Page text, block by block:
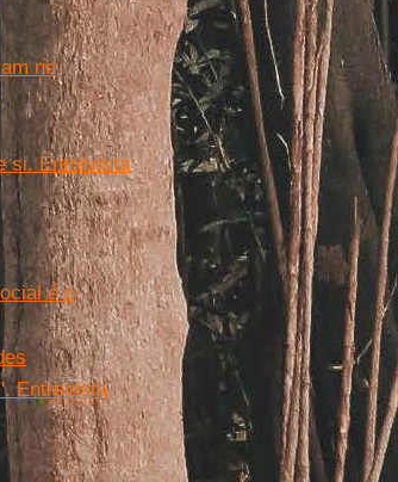
no
si. Entrevista
é o
Entrevista